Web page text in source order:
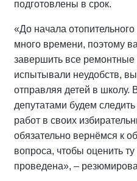
подготовлены в срок.
«До начала
много времени, поэтому
завершить все
испытывали неудобств,
отправляя детей в школу.
депутатами будем
работ в своих
обязательно вернёмся к
вопроса, чтобы оценить
проведена», –